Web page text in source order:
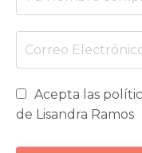
Acepta las
de Lisandra Ramos